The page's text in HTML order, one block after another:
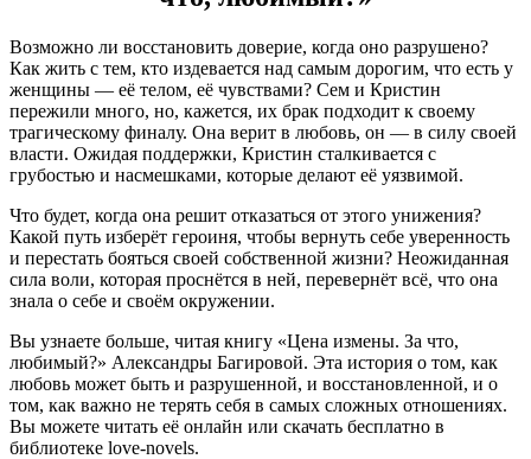
Возможно ли восстановить доверие, когда оно разрушено?
Как жить с тем, кто издевается над самым дорогим, что есть у
женщины — её телом, её чувствами? Сем и Кристин
пережили много, но, кажется, их брак подходит к своему
трагическому финалу. Она верит в любовь, он — в силу своей
власти. Ожидая поддержки, Кристин сталкивается с
грубостью и насмешками, которые делают её уязвимой.
Что будет, когда она решит отказаться от этого унижения?
Какой путь изберёт героиня, чтобы вернуть себе уверенность
и перестать бояться своей собственной жизни? Неожиданная
сила воли, которая проснётся в ней, перевернёт всё, что она
знала о себе и своём окружении.
Вы узнаете больше, читая книгу «Цена измены. За что,
любимый?» Александры Багировой. Эта история о том, как
любовь может быть и разрушенной, и восстановленной, и о
том, как важно не терять себя в самых сложных отношениях.
Вы можете читать её онлайн или скачать бесплатно в
библиотеке love-novels.